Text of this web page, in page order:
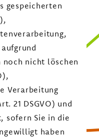
gespeicherten
nicht löschen
Verarbeitung
21 DSGVO) und
sofern Sie in die
haben